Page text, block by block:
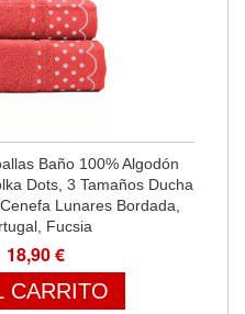
Baño 100% Algodón
Dots, 3 Tamaños Ducha
Lunares Bordada,
Fucsia
18,90 €
CARRITO